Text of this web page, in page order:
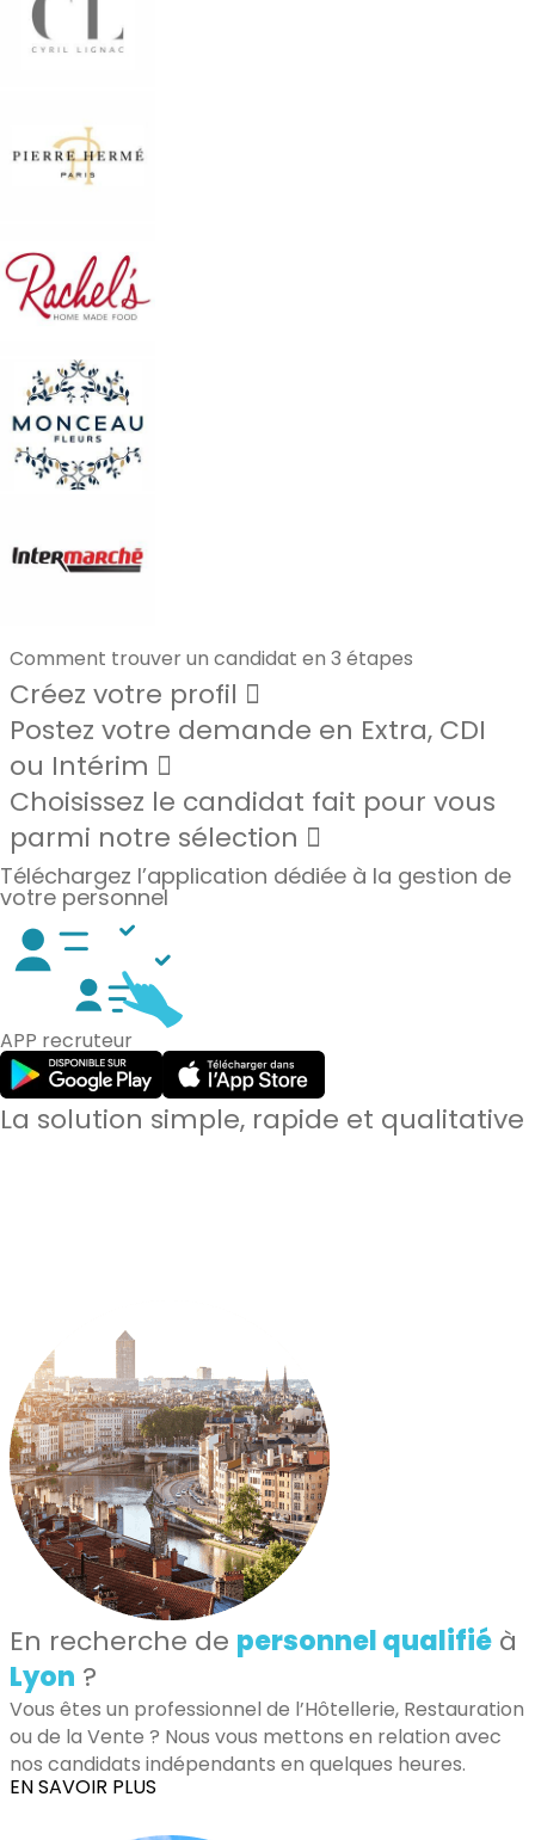
Comment trouver un candidat en 3 étapes
Créez votre profil
Postez votre demande en Extra, CDI
ou Intérim
Choisissez le candidat fait pour vous
parmi notre sélection
Téléchargez l’application dédiée à la gestion de
votre personnel
APP recruteur
La solution simple, rapide et qualitative
En recherche de personnel qualifié à
Lyon ?
Vous êtes un professionnel de l’Hôtellerie, Restauration
ou de la Vente ? Nous vous mettons en relation avec
nos candidats indépendants en quelques heures.
EN SAVOIR PLUS